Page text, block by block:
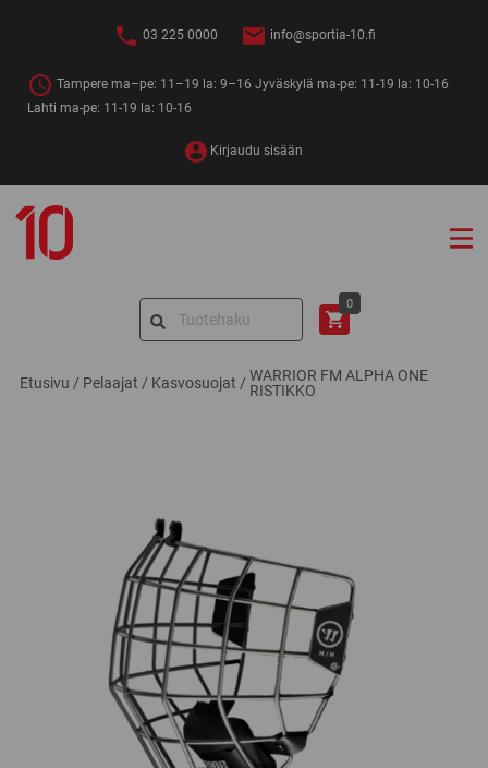
03 225 0000 info@sportia-10.fi
Tampere ma–pe: 11–19 la: 9–16 Jyväskylä ma-pe: 11-19 la: 10-16
Lahti ma-pe: 11-19 la: 10-16
Kirjaudu sisään
10
Search
0
Etusivu / Pelaajat / Kasvosuojat / WARRIOR FM ALPHA ONE
RISTIKKO